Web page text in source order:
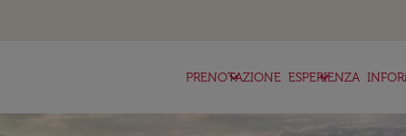
PRENOTAZIONE
keyboard_arrow_down ESPERIENZA
keyboard_arrow_down